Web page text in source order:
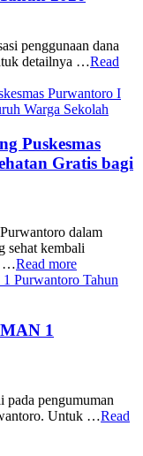
penggunaan dana
detailnya …Read
Puskesmas
Gratis bagi
dalam
sehat kembali
…Read more
1
pada pengumuman
Untuk …Read